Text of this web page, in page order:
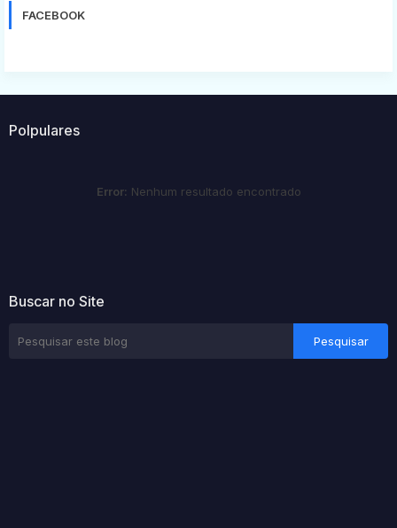
FACEBOOK
Polpulares
Error: Nenhum resultado encontrado
Buscar no Site